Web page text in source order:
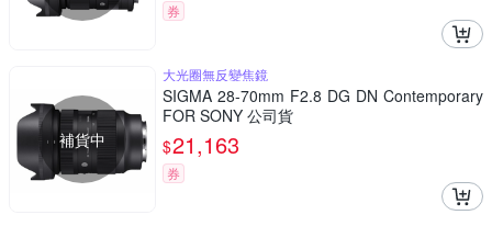
券
補貨中
大光圈無反變焦鏡
SIGMA 28-70mm F2.8 DG DN Contemporary
FOR SONY 公司貨
$21,163
券